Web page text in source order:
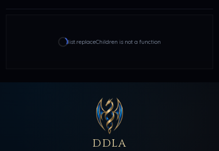
list.replaceChildren is not a function
DDLA